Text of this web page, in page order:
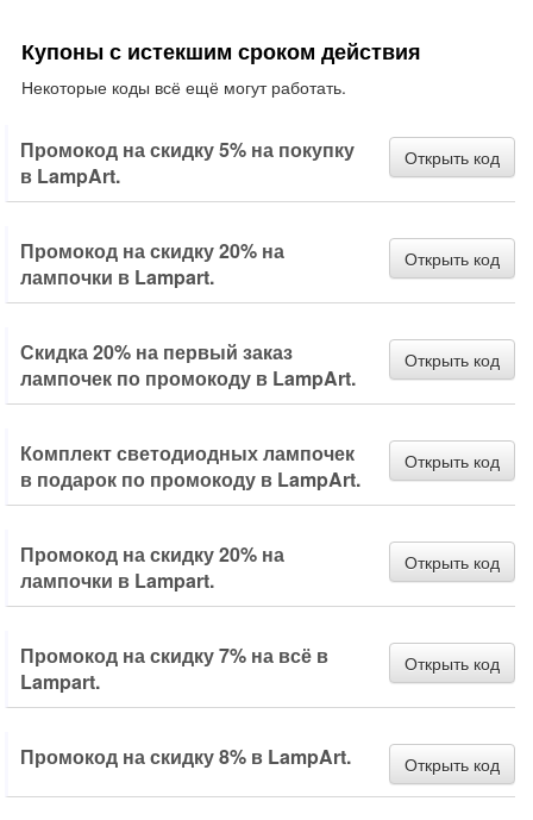
Купоны с истекшим сроком действия
Некоторые коды всё ещё могут работать.
Промокод на скидку 5% на покупку
в LampArt.
Открыть код
Промокод на скидку 20% на
лампочки в Lampart.
Открыть код
Скидка 20% на первый заказ
лампочек по промокоду в LampArt.
Открыть код
Комплект светодиодных лампочек
в подарок по промокоду в LampArt.
Открыть код
Промокод на скидку 20% на
лампочки в Lampart.
Открыть код
Промокод на скидку 7% на всё в
Lampart.
Открыть код
Промокод на скидку 8% в LampArt. Открыть код